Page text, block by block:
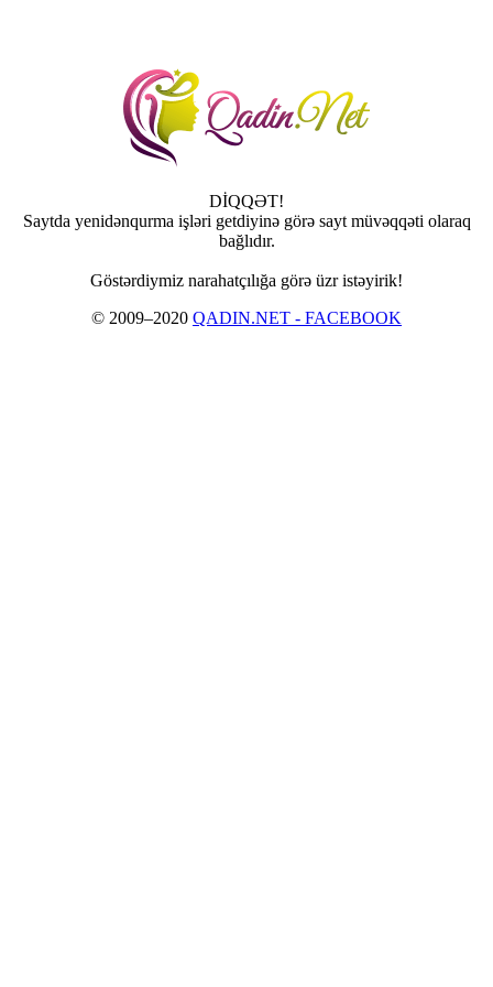
DİQQƏT!
Saytda yenidənqurma işləri getdiyinə görə sayt müvəqqəti olaraq
bağlıdır.
Göstərdiymiz narahatçılığa görə üzr istəyirik!
© 2009–2020 QADIN.NET - FACEBOOK